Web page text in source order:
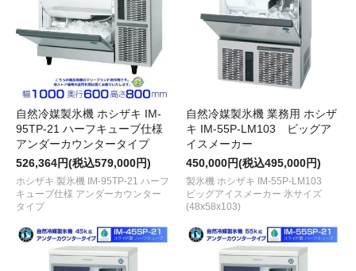
自然冷媒製氷機 ホシザキ IM-
95TP-21 ハーフキューブ仕様
アンダーカウンタータイプ
526,364円(税込579,000円)
ホシザキ 製氷機 IM-95TP-21 ハーフ
キューブ仕様 アンダーカウンター
タイプ
自然冷媒製氷機 業務用 ホシザ
キ IM-55P-LM103 ビッグア
イスメーカー
450,000円(税込495,000円)
製氷機 ホシザキ IM-55P-LM103
ビッグアイスメーカー 氷サイズ
(48x58x103)